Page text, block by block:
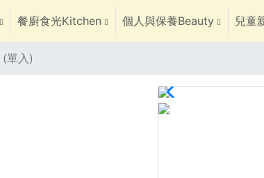
餐廚食光Kitchen 個人與保養Beauty 兒童
單入)